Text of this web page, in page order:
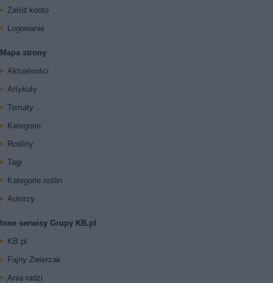
Załóż konto
Logowanie
Mapa strony
Aktualności
Artykuły
Tematy
Kategorie
Rośliny
Tagi
Kategorie roślin
Autorzy
Inne serwisy Grupy KB.pl
KB.pl
Fajny Zwierzak
Ania radzi